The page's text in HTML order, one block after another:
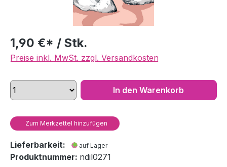
1,90 €* / Stk.
Preise inkl. MwSt. zzgl. Versandkosten
In den Warenkorb
Zum Merkzettel hinzufügen
Lieferbarkeit: auf Lager
Produktnummer: ndil0271